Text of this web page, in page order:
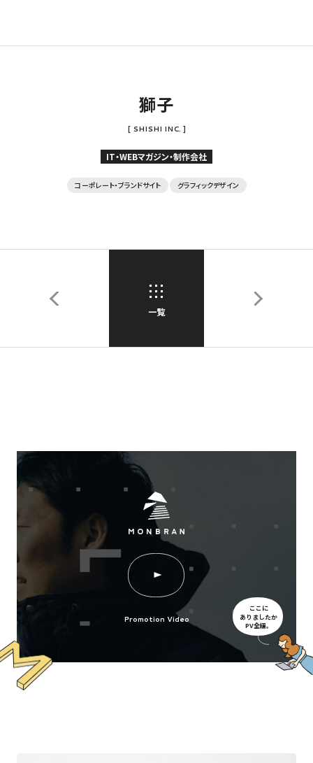
獅子
[ SHISHI INC. ]
IT・WEBマガジン・制作会社
コーポレート・ブランドサイト グラフィックデザイン
一覧
Promotion Video
ここに
ありましたか
PV全編。